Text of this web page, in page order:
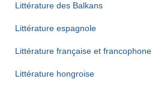
Littérature des Balkans
Littérature espagnole
Littérature française et francophone
Littérature hongroise